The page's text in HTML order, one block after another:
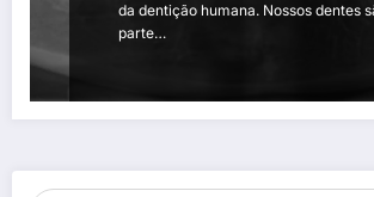
da dentição humana. Nossos dentes
parte…